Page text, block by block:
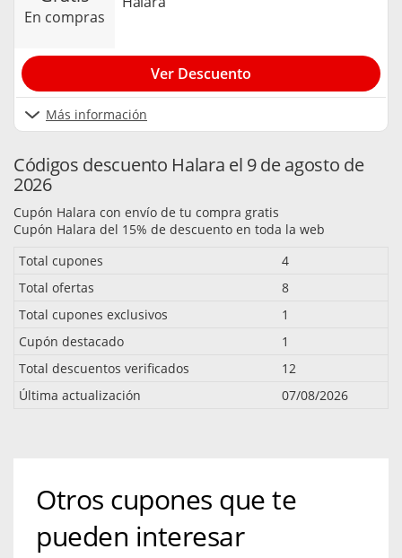
en compras
Más información
Ver Descuento
Códigos descuento Halara el 9 de agosto de
2026
Cupón Halara con envío de tu compra gratis
Cupón Halara del 15% de descuento en toda la web
Total cupones
4
Total ofertas
8
Total cupones exclusivos
1
Cupón destacado
1
Total descuentos verificados
12
Última actualización
07/08/2026
Otros cupones que te
pueden interesar